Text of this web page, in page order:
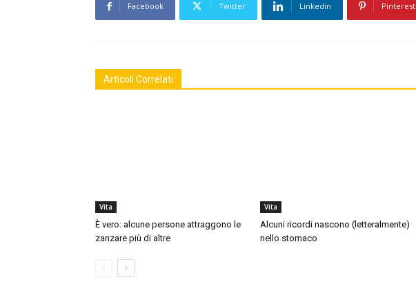
Facebook Twitter Linkedin Pinterest
Articoli Correlati
Vita
È vero: alcune persone attraggono le
zanzare più di altre
Vita
Alcuni ricordi nascono (letteralmente)
nello stomaco